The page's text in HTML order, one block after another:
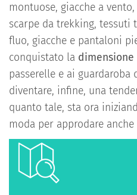
montuose, giacche a
scarpe da trekking, tessuti
fluo, giacche e pantaloni
conquistato la dimensione
passerelle e ai guardaroba
diventare, infine, una
quanto tale, sta ora
moda per approdare